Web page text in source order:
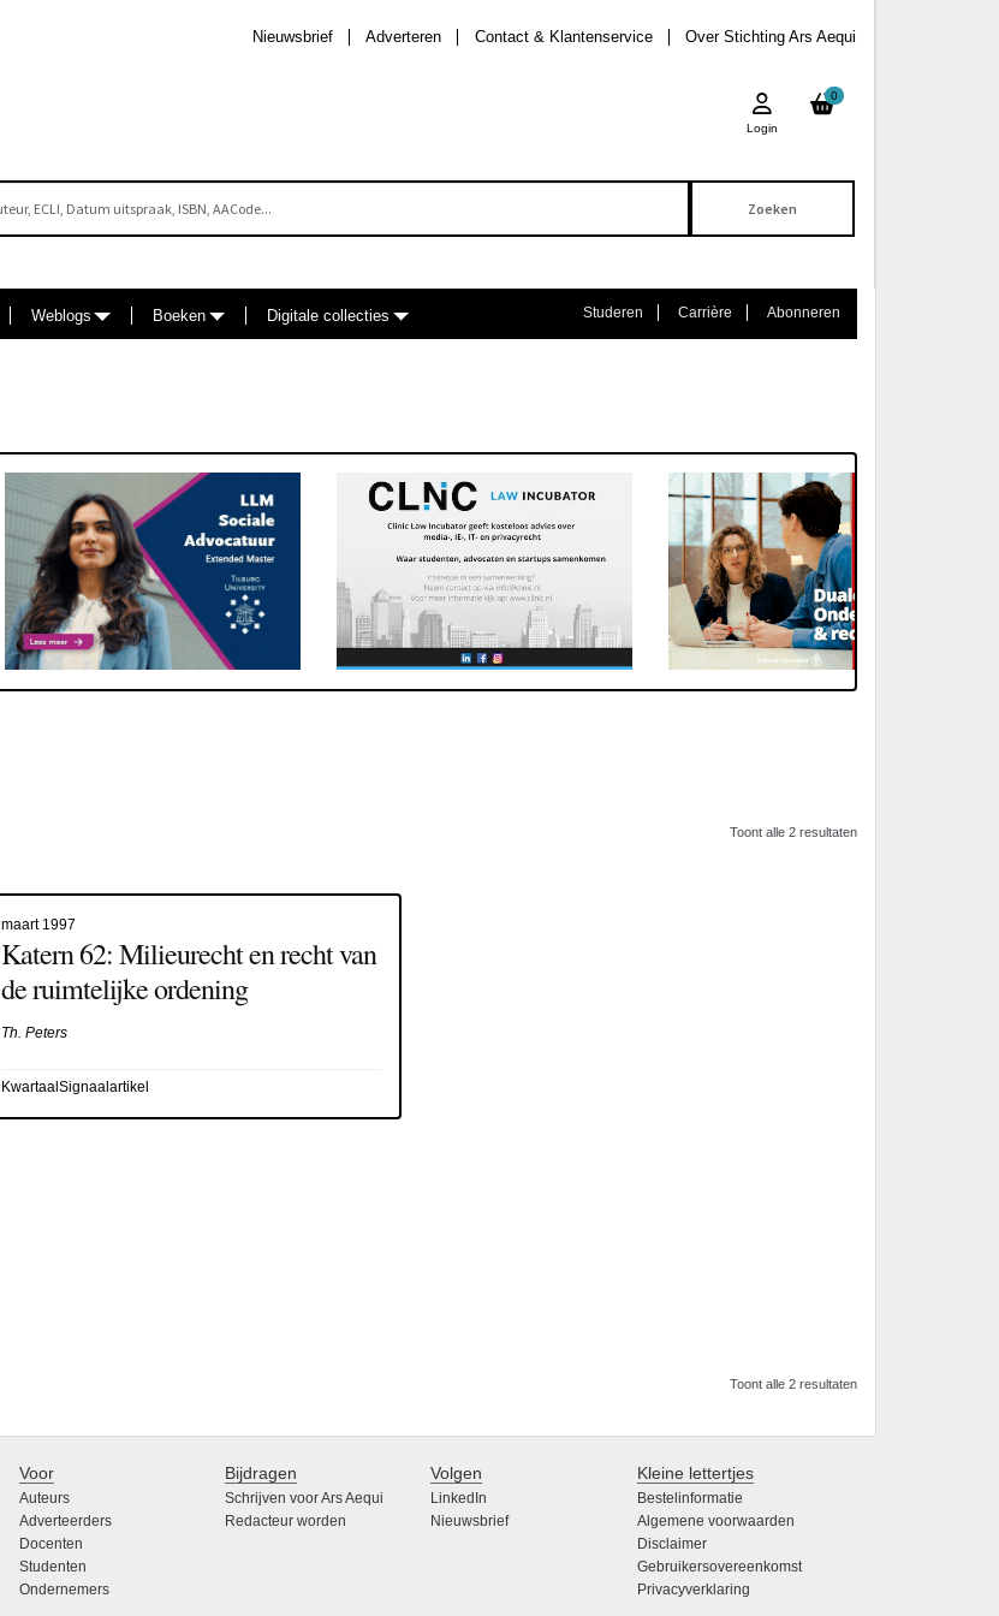
Over Stichting Ars Aequi
Contact & Klantenservice
Adverteren
Nieuwsbrief
0
Login
Weblogs Boeken Digitale collecties Studeren Carrière Abonneren
Toont alle 2 resultaten
maart 1997
Katern 62: Milieurecht en recht van
de ruimtelijke ordening
Th. Peters
KwartaalSignaalartikel
Toont alle 2 resultaten
Voor
Auteurs
Adverteerders
Docenten
Studenten
Ondernemers
Bijdragen
Schrijven voor Ars Aequi
Redacteur worden
Volgen
LinkedIn
Nieuwsbrief
Kleine lettertjes
Bestelinformatie
Algemene voorwaarden
Disclaimer
Gebruikersovereenkomst
Privacyverklaring